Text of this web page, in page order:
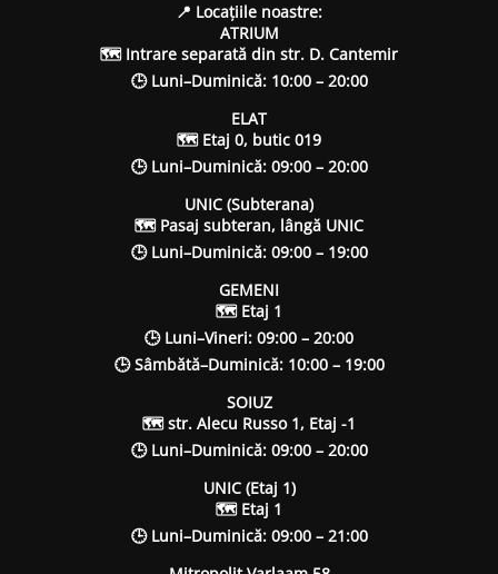
📍 Locațiile noastre:
ATRIUM
🗺 Intrare separată din str. D. Cantemir
🕒 Luni–Duminică: 10:00 – 20:00
ELAT
🗺 Etaj 0, butic 019
🕒 Luni–Duminică: 09:00 – 20:00
UNIC (Subterana)
🗺 Pasaj subteran, lângă UNIC
🕒 Luni–Duminică: 09:00 – 19:00
GEMENI
🗺 Etaj 1
🕒 Luni–Vineri: 09:00 – 20:00
🕒 Sâmbătă–Duminică: 10:00 – 19:00
SOIUZ
🗺 str. Alecu Russo 1, Etaj -1
🕒 Luni–Duminică: 09:00 – 20:00
UNIC (Etaj 1)
🗺 Etaj 1
🕒 Luni–Duminică: 09:00 – 21:00